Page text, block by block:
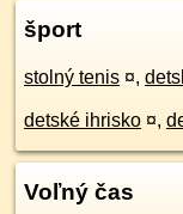
šport
stolný tenis ¤,
detské ihrisko ¤,
Voľný čas